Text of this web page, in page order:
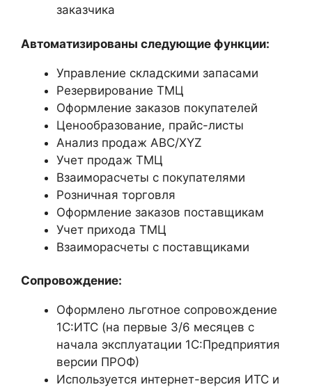
заказчика
Автоматизированы следующие функции:
Управление складскими запасами
Резервирование ТМЦ
Оформление заказов покупателей
Ценообразование, прайс-листы
Анализ продаж ABC/XYZ
Учет продаж ТМЦ
Взаиморасчеты с покупателями
Розничная торговля
Оформление заказов поставщикам
Учет прихода ТМЦ
Взаиморасчеты с поставщиками
Сопровождение:
Оформлено льготное сопровождение
1С:ИТС (на первые 3/6 месяцев с
начала эксплуатации 1С:Предприятия
версии ПРОФ)
Используется интернет-версия ИТС и